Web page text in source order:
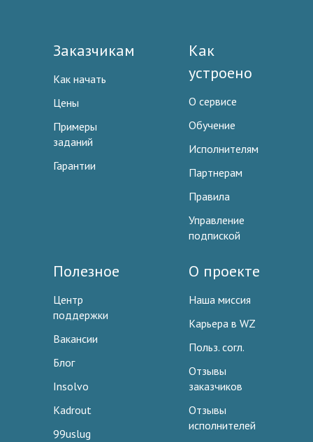
Заказчикам
Как начать
Цены
Примеры
заданий
Гарантии
Как
устроено
О сервисе
Обучение
Исполнителям
Партнерам
Правила
Управление
подпиской
Полезное
Центр
поддержки
Вакансии
Блог
Insolvo
Kadrout
99uslug
О проекте
Наша миссия
Карьера в WZ
Польз. согл.
Отзывы
заказчиков
Отзывы
исполнителей